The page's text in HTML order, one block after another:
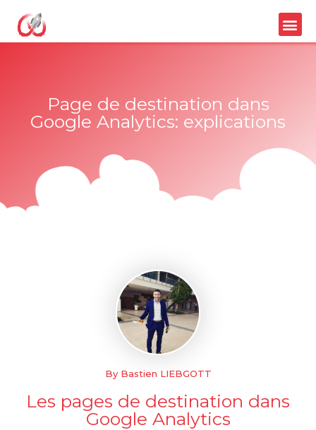
Page de destination dans
Google Analytics: explications
By Bastien LIEBGOTT
Les pages de destination dans
Google Analytics